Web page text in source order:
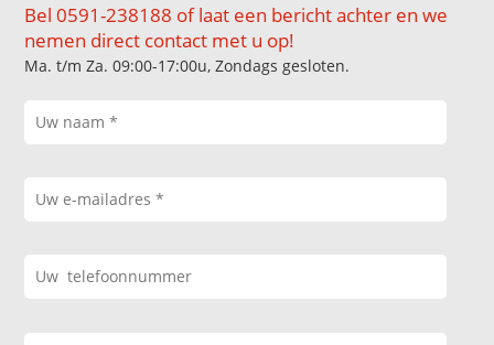
Bel 0591-238188 of laat een bericht achter en we
nemen direct contact met u op!
Ma. t/m Za. 09:00-17:00u, Zondags gesloten.